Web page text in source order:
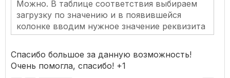
Можно. В таблице соответствия выбираем
загрузку по значению и в появившейся
колонке вводим нужное значение реквизита
Спасибо большое за данную возможность!
Очень помогла, спасибо! +1